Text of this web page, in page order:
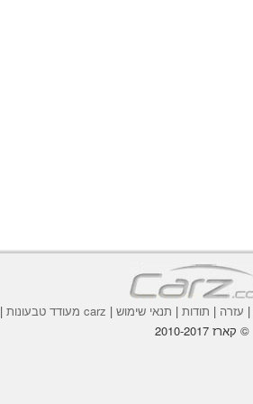
| עזרה | תודות | תנאי שימוש | carz מעודד טבעונות |
© קארז 2010-2017